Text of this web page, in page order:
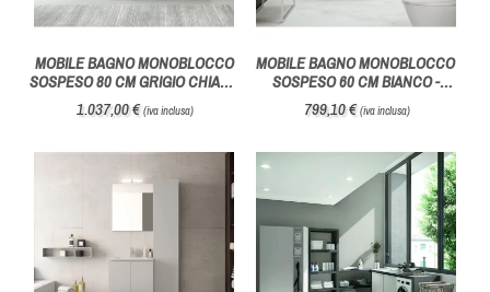
MOBILE BAGNO MONOBLOCCO
SOSPESO 80 CM GRIGIO CHIARO
- HAFRO GEROMIN
1.037,00 €(iva inclusa)
MOBILE BAGNO MONOBLOCCO
SOSPESO 60 CM BIANCO -
HAFRO GEROMIN
799,10 €(iva inclusa)